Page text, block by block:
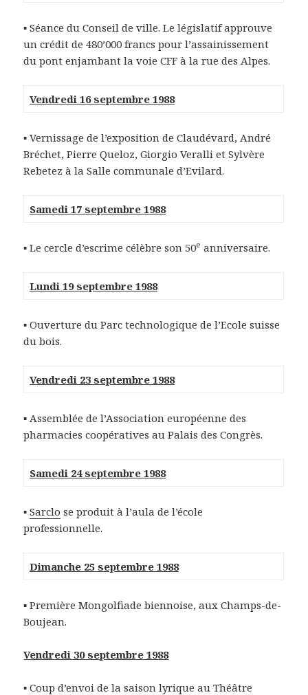
▪ Séance du Conseil de ville. Le législatif approuve
un crédit de 480’000 francs pour l’assainissement
du pont enjambant la voie CFF à la rue des Alpes.
Vendredi 16 septembre 1988
▪ Vernissage de l’exposition de Claudévard, André
Bréchet, Pierre Queloz, Giorgio Veralli et Sylvère
Rebetez à la Salle communale d’Evilard.
Samedi 17 septembre 1988
▪ Le cercle d’escrime célèbre son 50e anniversaire.
Lundi 19 septembre 1988
▪ Ouverture du Parc technologique de l’Ecole suisse
du bois.
Vendredi 23 septembre 1988
▪ Assemblée de l’Association européenne des
pharmacies coopératives au Palais des Congrès.
Samedi 24 septembre 1988
▪Sarclo se produit à l’aula de l’école
professionnelle.
Dimanche 25 septembre 1988
▪ Première Mongolfiade biennoise, aux Champs-de-
Boujean.
Vendredi 30 septembre 1988
▪ Coup d’envoi de la saison lyrique au Théâtre